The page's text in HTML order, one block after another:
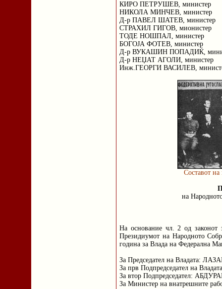
КИРО ПЕТРУШЕВ, министер
НИКОЛА МИНЧЕВ, министер
Д-р ПАВЕЛ ШАТЕВ, министер
СТРАХИЛ ГИГОВ, мионистер
ТОДЕ НОШПАЛ, министер
БОГОЈА ФОТЕВ, министер
Д-р ВУКАШИН ПОПАДИЌ,
Д-р НЕЏАТ АГОЛИ, министер
Инж.ГЕОРГИ ВАСИЛЕВ,
Составот на
на
На основание чл. 2 од законот
Президиумот на Народното
година за Влада на Федерална
За Председател на Владата:
За прв Подпредседател на
За втор Подпредседател:
За Министер на внатрешните